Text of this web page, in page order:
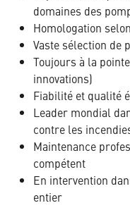
domaines des
Homologation
Vaste sélection de
Toujours à la
innovations)
Fiabilité et qualité
Leader mondial
contre les
Maintenance
compétent
En intervention
entier